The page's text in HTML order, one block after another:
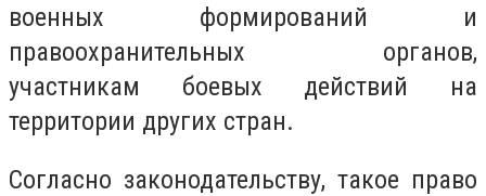
военных формирований и
правоохранительных органов,
участникам боевых действий на
территории других стран.
Согласно законодательству, такое право